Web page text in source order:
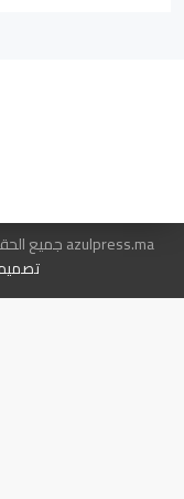
azulpress.ma جميع الحقوق محفوظة